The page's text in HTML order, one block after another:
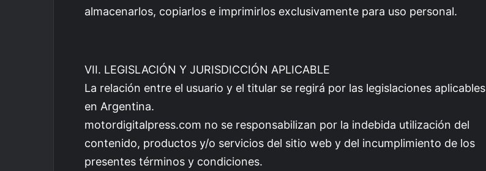
almacenarlos, copiarlos e imprimirlos exclusivamente para uso personal.
VII. LEGISLACIÓN Y JURISDICCIÓN APLICABLE
La relación entre el usuario y el titular se regirá por las legislaciones aplicables
en Argentina.
motordigitalpress.com no se responsabilizan por la indebida utilización del
contenido, productos y/o servicios del sitio web y del incumplimiento de los
presentes términos y condiciones.